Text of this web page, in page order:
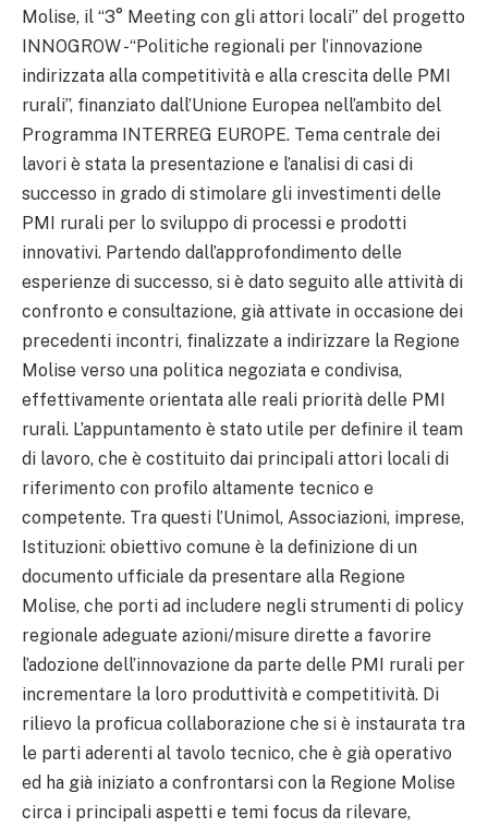
Molise, il “3° Meeting con gli attori locali” del progetto
INNOGROW -“Politiche regionali per l’innovazione
indirizzata alla competitività e alla crescita delle PMI
rurali”, finanziato dall’Unione Europea nell’ambito del
Programma INTERREG EUROPE. Tema centrale dei
lavori è stata la presentazione e l’analisi di casi di
successo in grado di stimolare gli investimenti delle
PMI rurali per lo sviluppo di processi e prodotti
innovativi. Partendo dall’approfondimento delle
esperienze di successo, si è dato seguito alle attività di
confronto e consultazione, già attivate in occasione dei
precedenti incontri, finalizzate a indirizzare la Regione
Molise verso una politica negoziata e condivisa,
effettivamente orientata alle reali priorità delle PMI
rurali. L’appuntamento è stato utile per definire il team
di lavoro, che è costituito dai principali attori locali di
riferimento con profilo altamente tecnico e
competente. Tra questi l’Unimol, Associazioni, imprese,
Istituzioni: obiettivo comune è la definizione di un
documento ufficiale da presentare alla Regione
Molise, che porti ad includere negli strumenti di policy
regionale adeguate azioni/misure dirette a favorire
l’adozione dell’innovazione da parte delle PMI rurali per
incrementare la loro produttività e competitività. Di
rilievo la proficua collaborazione che si è instaurata tra
le parti aderenti al tavolo tecnico, che è già operativo
ed ha già iniziato a confrontarsi con la Regione Molise
circa i principali aspetti e temi focus da rilevare,